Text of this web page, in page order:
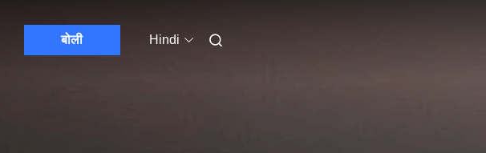
बोली Hindi